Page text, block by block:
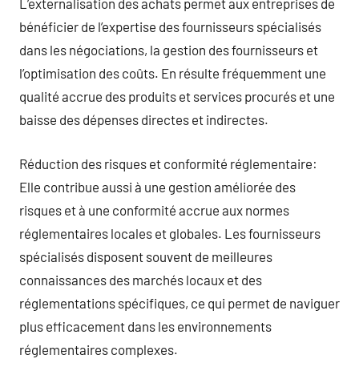
L’externalisation des achats permet aux entreprises de
bénéficier de l’expertise des fournisseurs spécialisés
dans les négociations, la gestion des fournisseurs et
l’optimisation des coûts. En résulte fréquemment une
qualité accrue des produits et services procurés et une
baisse des dépenses directes et indirectes.
Réduction des risques et conformité réglementaire:
Elle contribue aussi à une gestion améliorée des
risques et à une conformité accrue aux normes
réglementaires locales et globales. Les fournisseurs
spécialisés disposent souvent de meilleures
connaissances des marchés locaux et des
réglementations spécifiques, ce qui permet de naviguer
plus efficacement dans les environnements
réglementaires complexes.